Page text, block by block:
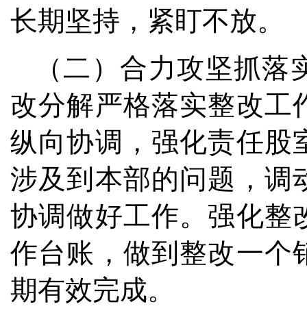
长期坚持，紧盯不放。
（二）合力攻坚抓
改分解严格落实整改工
纵向协调，强化责任股
涉及到本部的问题，调
协调做好工作。强化整
作台账，做到整改一个
期有效完成。